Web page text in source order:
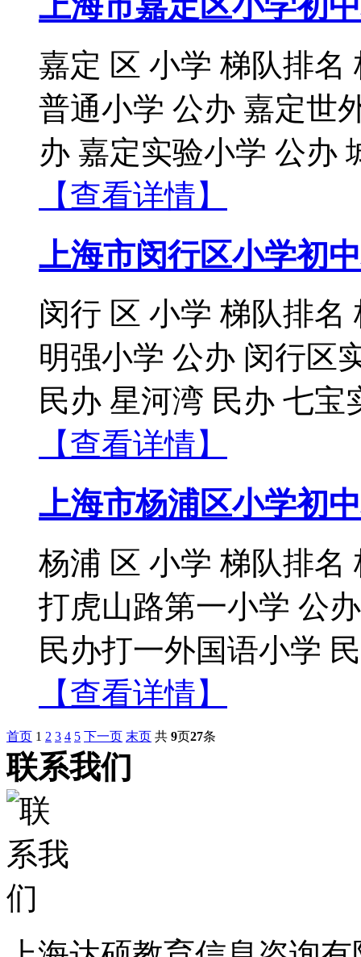
嘉定 区 小学 梯队排名
普通小学 公办 嘉定世
办 嘉定实验小学 公办
【查看详情】
上海市闵行区小学初
闵行 区 小学 梯队排名
明强小学 公办 闵行区
民办 星河湾 民办 七宝
【查看详情】
上海市杨浦区小学初
杨浦 区 小学 梯队排名
打虎山路第一小学 公
民办打一外国语小学
【查看详情】
首页 1 2 3 4 5 下一页 末页 共 9页27条
联系我们